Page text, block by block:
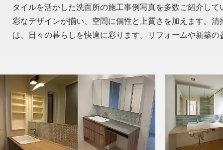
タイルを活かした洗面所の施工事例写真を多数ご紹介し
彩なデザインが揃い、空間に個性と上質さを加えます。
は、日々の暮らしを快適に彩ります。リフォームや新築